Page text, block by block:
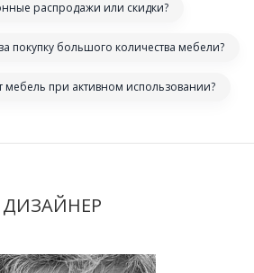
распродажи или скидки?
покупку большого количества мебели?
мебель при активном использовании?
ДИЗАЙНЕР